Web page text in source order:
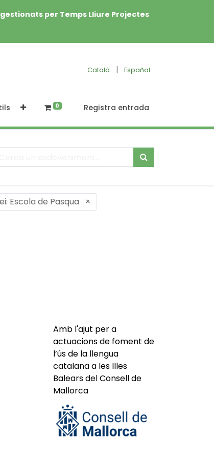
per Temps Lliure Projectes
Català | Español
0 Registra entrada
Escola de Pasqua ×
Amb l'ajut per a
actuacions de foment de
l’ús de la llengua
catalana a les Illes
Balears del Consell de
Mallorca